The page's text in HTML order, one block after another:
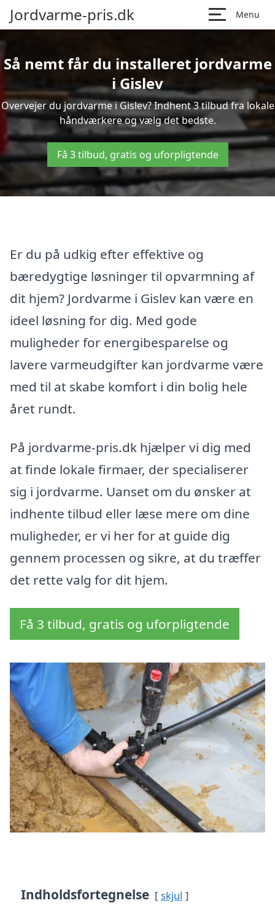
Jordvarme-pris.dk Menu
Så nemt får du installeret jordvarme
i Gislev
Overvejer du jordvarme i Gislev? Indhent 3 tilbud fra lokale
håndværkere og vælg det bedste.
Få 3 tilbud, gratis og uforpligtende
Er du på udkig efter effektive og
bæredygtige løsninger til opvarmning af
dit hjem? Jordvarme i Gislev kan være en
ideel løsning for dig. Med gode
muligheder for energibesparelse og
lavere varmeudgifter kan jordvarme være
med til at skabe komfort i din bolig hele
året rundt.
På jordvarme-pris.dk hjælper vi dig med
at finde lokale firmaer, der specialiserer
sig i jordvarme. Uanset om du ønsker at
indhente tilbud eller læse mere om dine
muligheder, er vi her for at guide dig
gennem processen og sikre, at du træffer
det rette valg for dit hjem.
Få 3 tilbud, gratis og uforpligtende
Indholdsfortegnelse skjul